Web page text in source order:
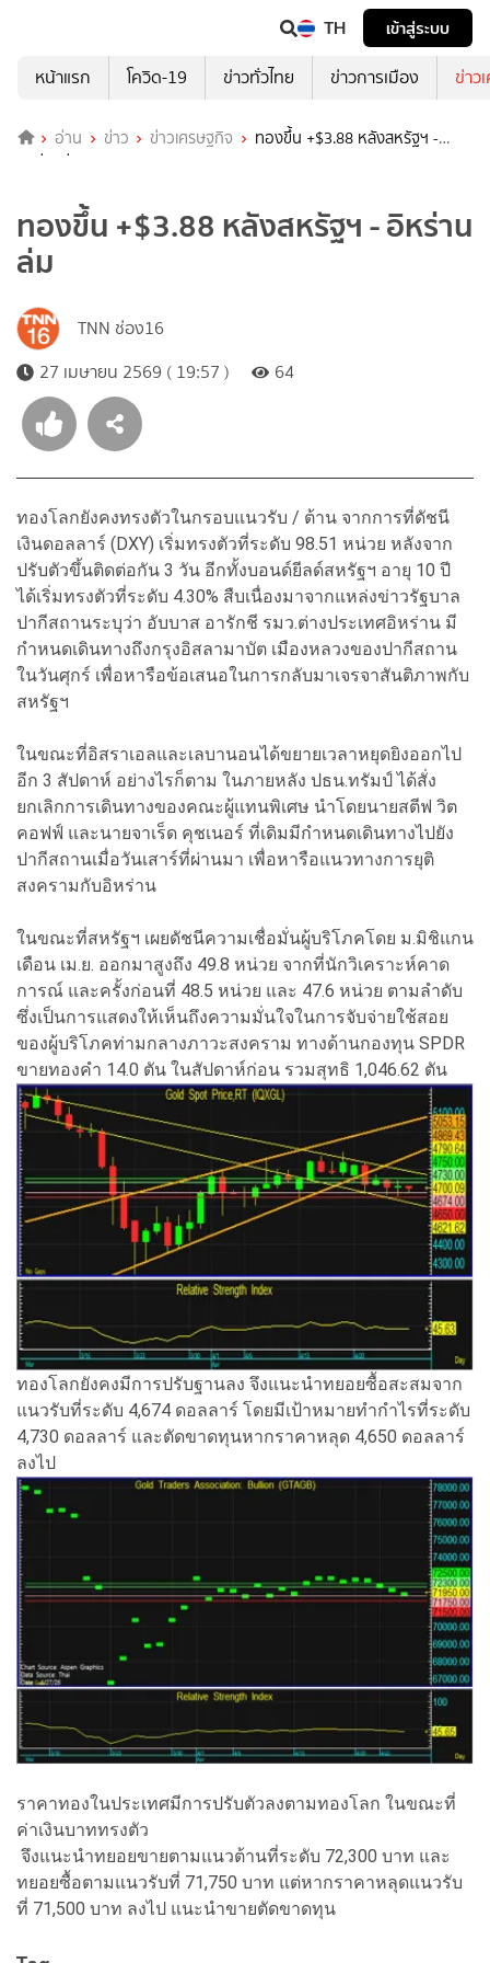
TH
เข้าสู่ระบบ
หน้าแรก
โควิด-19 ข่าวทั่วไทย ข่าวการเมือง ข่าว
อ่าน ข่าว ข่าวเศรษฐกิจ
ทองขึ้น +$3.88 หลังสหรัฐฯ -
อิหร่านล่ม
ทองขึ้น +$3.88 หลังสหรัฐฯ - อิหร่าน
ล่ม
TNN ช่อง16
27 เมษายน 2569 ( 19:57 )
64
ทองโลกยังคงทรงตัวในกรอบแนวรับ / ต้าน จากการที่ดัชนี
เงินดอลลาร์ (DXY) เริ่มทรงตัวที่ระดับ 98.51 หน่วย หลังจาก
ปรับตัวขึ้นติดต่อกัน 3 วัน อีกทั้งบอนด์ยีลด์สหรัฐฯ อายุ 10 ปี
ได้เริ่มทรงตัวที่ระดับ 4.30% สืบเนื่องมาจากแหล่งข่าวรัฐบาล
ปากีสถานระบุว่า อับบาส อารักชี รมว.ต่างประเทศอิหร่าน มี
กำหนดเดินทางถึงกรุงอิสลามาบัต เมืองหลวงของปากีสถาน
ในวันศุกร์ เพื่อหารือข้อเสนอในการกลับมาเจรจาสันติภาพกับ
สหรัฐฯ
ในขณะที่อิสราเอลและเลบานอนได้ขยายเวลาหยุดยิงออกไป
อีก 3 สัปดาห์ อย่างไรก็ตาม ในภายหลัง ปธน.ทรัมป์ ได้สั่ง
ยกเลิกการเดินทางของคณะผู้แทนพิเศษ นำโดยนายสตีฟ วิต
คอฟฟ์ และนายจาเร็ด คุชเนอร์ ที่เดิมมีกำหนดเดินทางไปยัง
ปากีสถานเมื่อวันเสาร์ที่ผ่านมา เพื่อหารือแนวทางการยุติ
สงครามกับอิหร่าน
ในขณะที่สหรัฐฯ เผยดัชนีความเชื่อมั่นผู้บริโภคโดย ม.มิชิแกน
เดือน เม.ย. ออกมาสูงถึง 49.8 หน่วย จากที่นักวิเคราะห์คาด
การณ์ และครั้งก่อนที่ 48.5 หน่วย และ 47.6 หน่วย ตามลำดับ
ซึ่งเป็นการแสดงให้เห็นถึงความมั่นใจในการจับจ่ายใช้สอย
ของผู้บริโภคท่ามกลางภาวะสงคราม ทางด้านกองทุน SPDR
ขายทองคำ 14.0 ตัน ในสัปดาห์ก่อน รวมสุทธิ 1,046.62 ตัน
ทองโลกยังคงมีการปรับฐานลง จึงแนะนำทยอยซื้อสะสมจาก
แนวรับที่ระดับ 4,674 ดอลลาร์ โดยมีเป้าหมายทำกำไรที่ระดับ
4,730 ดอลลาร์ และตัดขาดทุนหากราคาหลุด 4,650 ดอลลาร์
ลงไป
ราคาทองในประเทศมีการปรับตัวลงตามทองโลก ในขณะที่
ค่าเงินบาททรงตัว
จึงแนะนำทยอยขายตามแนวต้านที่ระดับ 72,300 บาท และ
ทยอยซื้อตามแนวรับที่ 71,750 บาท แต่หากราคาหลุดแนวรับ
ที่ 71,500 บาท ลงไป แนะนำขายตัดขาดทุน